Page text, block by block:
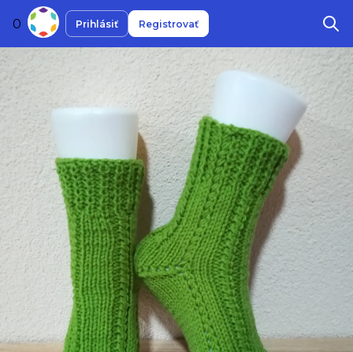
0 Prihlásiť Registrovať